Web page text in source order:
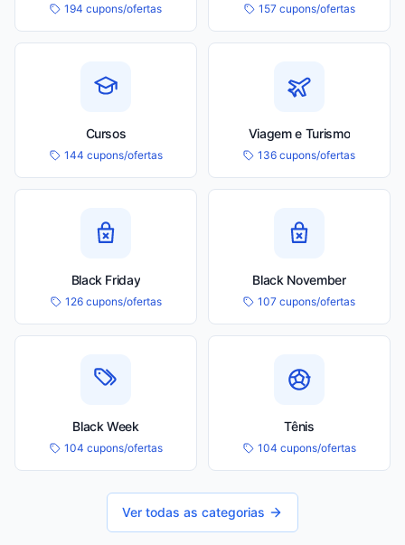
194 cupons/ofertas 157 cupons/ofertas
Cursos
144 cupons/ofertas
Viagem e Turismo
136 cupons/ofertas
Black Friday
126 cupons/ofertas
Black November
107 cupons/ofertas
Black Week
104 cupons/ofertas
Tênis
104 cupons/ofertas
Ver todas as categorias